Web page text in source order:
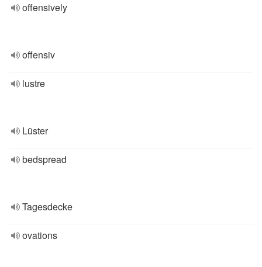
offensively
offensiv
lustre
Lüster
bedspread
Tagesdecke
ovations